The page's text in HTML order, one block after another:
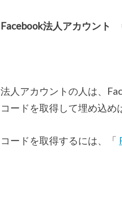
Facebook法人アカウン
法人アカウントの人は、
コードを取得して埋め込め
コードを取得するには、「